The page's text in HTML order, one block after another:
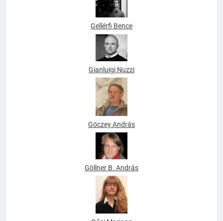
Gellérfi Bence
Gianluigi Nuzzi
Göczey András
Göllner B. András